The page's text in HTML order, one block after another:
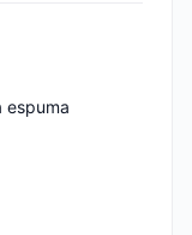
espuma